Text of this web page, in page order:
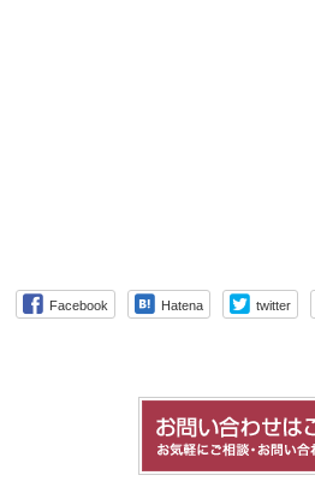
Facebook Hatena twitter